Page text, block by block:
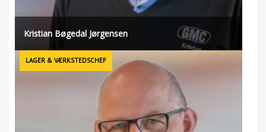
Kristian Bøgedal Jørgensen
LAGER & VÆRKSTEDSCHEF